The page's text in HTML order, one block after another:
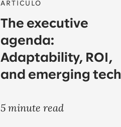
ARTÍCULO
The executive
agenda:
Adaptability, ROI,
and emerging tech
5 minute read